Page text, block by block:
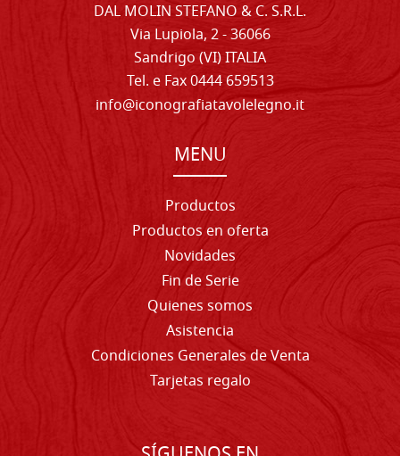
DAL MOLIN STEFANO & C. S.R.L.
Via Lupiola, 2 - 36066
Sandrigo (VI) ITALIA
Tel. e Fax 0444 659513
info@iconografiatavolelegno.it
MENU
Productos
Productos en oferta
Novidades
Fin de Serie
Quienes somos
Asistencia
Condiciones Generales de Venta
Tarjetas regalo